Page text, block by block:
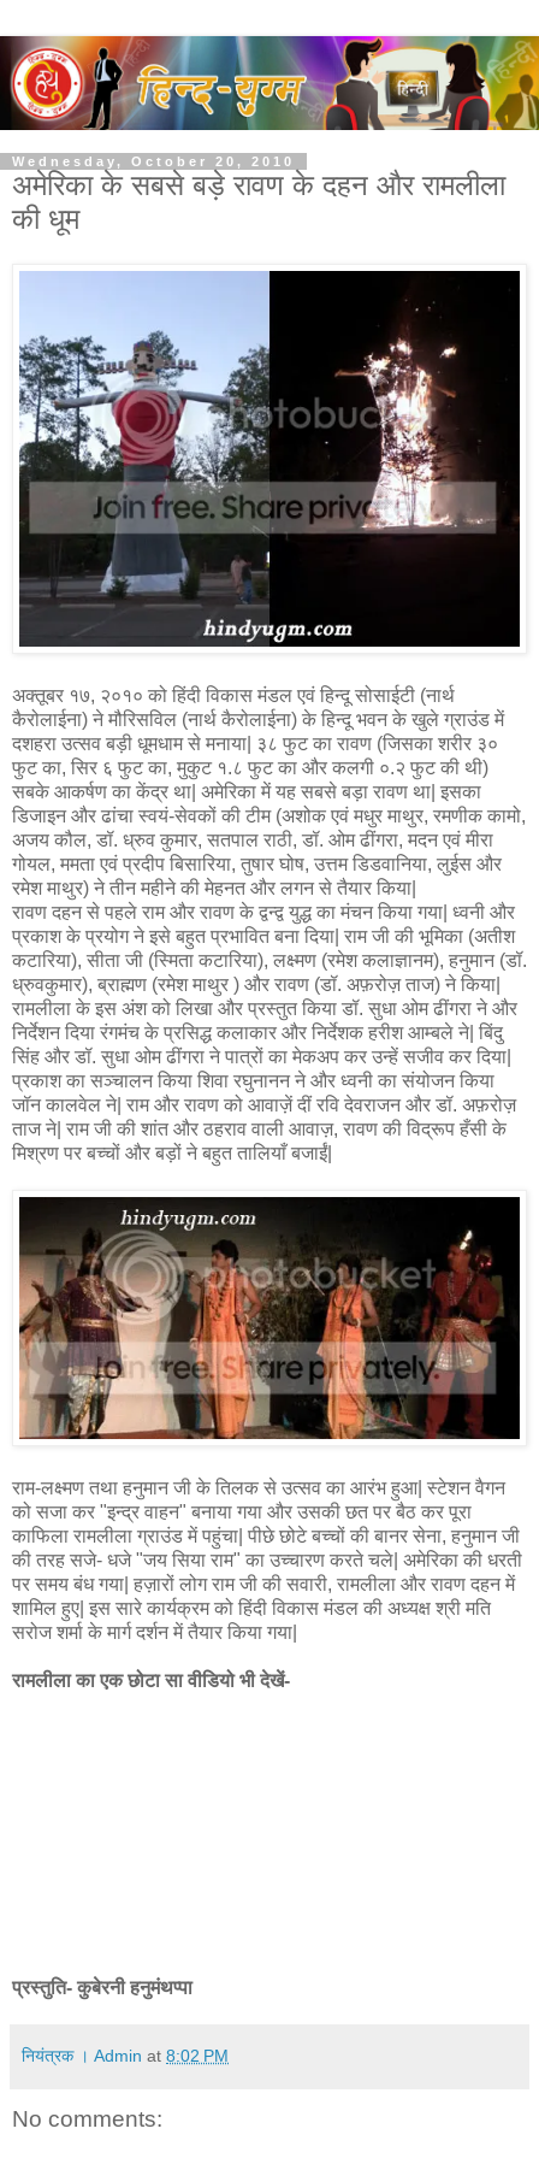
Wednesday, October 20, 2010
अमेरिका के सबसे बड़े रावण के दहन और रामलीला
की धूम
अक्तूबर १७, २०१० को हिंदी विकास मंडल एवं हिन्दू सोसाईटी (नार्थ
कैरोलाईना) ने मौरिसविल (नार्थ कैरोलाईना) के हिन्दू भवन के खुले ग्राउंड में
दशहरा उत्सव बड़ी धूमधाम से मनाया| ३८ फुट का रावण (जिसका शरीर ३०
फुट का, सिर ६ फुट का, मुकुट १.८ फुट का और कलगी ०.२ फुट की थी)
सबके आकर्षण का केंद्र था| अमेरिका में यह सबसे बड़ा रावण था| इसका
डिजाइन और ढांचा स्वयं-सेवकों की टीम (अशोक एवं मधुर माथुर, रमणीक कामो,
अजय कौल, डॉ. ध्रुव कुमार, सतपाल राठी, डॉ. ओम ढींगरा, मदन एवं मीरा
गोयल, ममता एवं प्रदीप बिसारिया, तुषार घोष, उत्तम डिडवानिया, लुईस और
रमेश माथुर) ने तीन महीने की मेहनत और लगन से तैयार किया|
रावण दहन से पहले राम और रावण के द्वन्द्व युद्ध का मंचन किया गया| ध्वनी और
प्रकाश के प्रयोग ने इसे बहुत प्रभावित बना दिया| राम जी की भूमिका (अतीश
कटारिया), सीता जी (स्मिता कटारिया), लक्ष्मण (रमेश कलाज्ञानम), हनुमान (डॉ.
ध्रुवकुमार), ब्राह्मण (रमेश माथुर ) और रावण (डॉ. अफ़रोज़ ताज) ने किया|
रामलीला के इस अंश को लिखा और प्रस्तुत किया डॉ. सुधा ओम ढींगरा ने और
निर्देशन दिया रंगमंच के प्रसिद्ध कलाकार और निर्देशक हरीश आम्बले ने| बिंदु
सिंह और डॉ. सुधा ओम ढींगरा ने पात्रों का मेकअप कर उन्हें सजीव कर दिया|
प्रकाश का सञ्चालन किया शिवा रघुनानन ने और ध्वनी का संयोजन किया
जॉन कालवेल ने| राम और रावण को आवाज़ें दीं रवि देवराजन और डॉ. अफ़रोज़
ताज ने| राम जी की शांत और ठहराव वाली आवाज़, रावण की विद्रूप हँसी के
मिश्रण पर बच्चों और बड़ों ने बहुत तालियाँ बजाईं|
राम-लक्ष्मण तथा हनुमान जी के तिलक से उत्सव का आरंभ हुआ| स्टेशन वैगन
को सजा कर "इन्द्र वाहन" बनाया गया और उसकी छत पर बैठ कर पूरा
काफिला रामलीला ग्राउंड में पहुंचा| पीछे छोटे बच्चों की बानर सेना, हनुमान जी
की तरह सजे- धजे "जय सिया राम" का उच्चारण करते चले| अमेरिका की धरती
पर समय बंध गया| हज़ारों लोग राम जी की सवारी, रामलीला और रावण दहन में
शामिल हुए| इस सारे कार्यक्रम को हिंदी विकास मंडल की अध्यक्ष श्री मति
सरोज शर्मा के मार्ग दर्शन में तैयार किया गया|
रामलीला का एक छोटा सा वीडियो भी देखें-
प्रस्तुति- कुबेरनी हनुमंथप्पा
नियंत्रक । Admin at 8:02 PM
No comments: